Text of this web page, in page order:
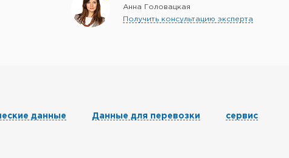
Анна Головацкая
Получить консультацию эксперта
данные Данные для перевозки сервис